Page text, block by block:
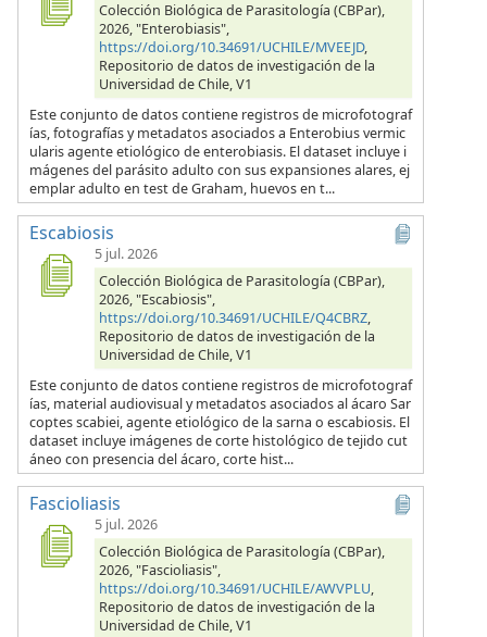
Colección Biológica de Parasitología (CBPar),
2026, "Enterobiasis",
https://doi.org/10.34691/UCHILE/MVEEJD,
Repositorio de datos de investigación de la
Universidad de Chile, V1
Este conjunto de datos contiene registros de microfotograf
ías, fotografías y metadatos asociados a Enterobius vermic
ularis agente etiológico de enterobiasis. El dataset incluye i
mágenes del parásito adulto con sus expansiones alares, ej
emplar adulto en test de Graham, huevos en t...
Escabiosis
5 jul. 2026
Colección Biológica de Parasitología (CBPar),
2026, "Escabiosis",
https://doi.org/10.34691/UCHILE/Q4CBRZ,
Repositorio de datos de investigación de la
Universidad de Chile, V1
Este conjunto de datos contiene registros de microfotograf
ías, material audiovisual y metadatos asociados al ácaro Sar
coptes scabiei, agente etiológico de la sarna o escabiosis. El
dataset incluye imágenes de corte histológico de tejido cut
áneo con presencia del ácaro, corte hist...
Fascioliasis
5 jul. 2026
Colección Biológica de Parasitología (CBPar),
2026, "Fascioliasis",
https://doi.org/10.34691/UCHILE/AWVPLU,
Repositorio de datos de investigación de la
Universidad de Chile, V1